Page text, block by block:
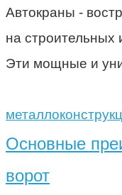
Автокраны -
на
Эти мощные и
Основные
ворот